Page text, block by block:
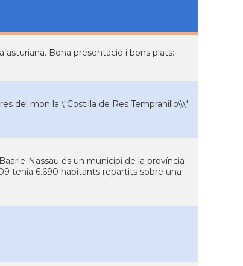
asturiana. Bona presentació i bons plats:
del mon la \"Costilla de Res Tempranillo\\\"
Nassau és un municipi de la província
tenia 6.690 habitants repartits sobre una